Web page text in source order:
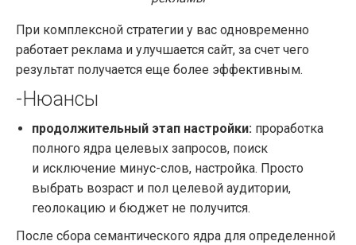
При комплексной стратегии у вас одновременно
работает реклама и улучшается сайт, за счет чего
результат получается еще более эффективным.
-Нюансы
продолжительный этап настройки: проработка
полного ядра целевых запросов, поиск
и исключение минус-слов, настройка. Просто
выбрать возраст и пол целевой аудитории,
геолокацию и бюджет не получится.
После сбора семантического ядра для определенной